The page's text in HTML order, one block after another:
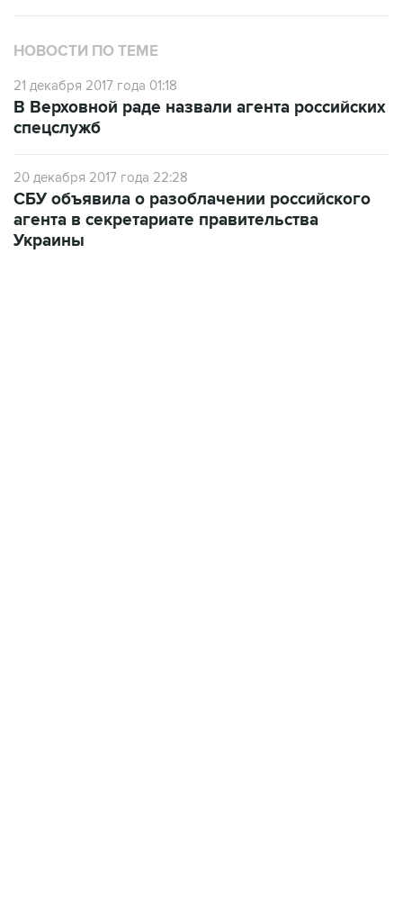
НОВОСТИ ПО ТЕМЕ
21 декабря 2017 года 01:18
В Верховной раде назвали агента российских
спецслужб
20 декабря 2017 года 22:28
СБУ объявила о разоблачении российского
агента в секретариате правительства
Украины